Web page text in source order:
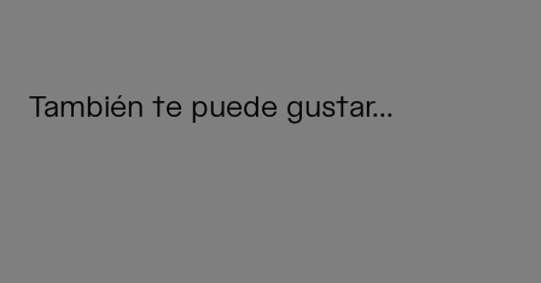
También te puede gustar...